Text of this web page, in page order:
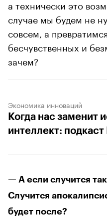
а технически это
случае мы будем не
совсем, а
бесчувственных и
зачем?
Экономика инноваций
Когда нас заменит
интеллект:
— А если случится
Случится
будет после?